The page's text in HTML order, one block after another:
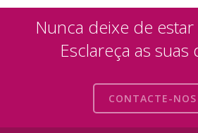
Nunca deixe de
Esclareça as suas
CONTACTE-NOS